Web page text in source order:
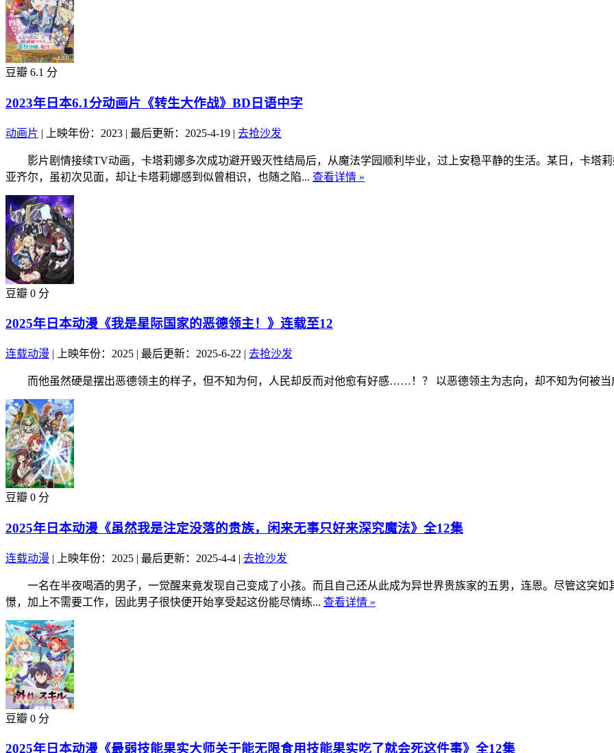
豆瓣 6.1 分
2023年日本6.1分动画片《转生大作战》BD日语中字
动画片 | 上映年份：2023 | 最后更新：2025-4-19 | 去抢沙发
影片剧情接续TV动画，卡塔莉娜多次成功避开毁灭性结局后，从魔法学园顺利毕业，过上安稳平静的生活。某日，卡塔
亚齐尔，虽初次见面，却让卡塔莉娜感到似曾相识，也随之陷... 查看详情 »
豆瓣 0 分
2025年日本动漫《我是星际国家的恶德领主！》连载至12
连载动漫 | 上映年份：2025 | 最后更新：2025-6-22 | 去抢沙发
而他虽然硬是摆出恶德领主的样子，但不知为何，人民却反而对他愈有好感……！？ 以恶德领主为志向，却不知为何被当
豆瓣 0 分
2025年日本动漫《虽然我是注定没落的贵族，闲来无事只好来深究魔法》全12集
连载动漫 | 上映年份：2025 | 最后更新：2025-4-4 | 去抢沙发
一名在半夜喝酒的男子，一觉醒来竟发现自己变成了小孩。而且自己还从此成为异世界贵族家的五男，连恩。尽管这突如
憬，加上不需要工作，因此男子很快便开始享受起这份能尽情练... 查看详情 »
豆瓣 0 分
2025年日本动漫《最弱技能果实大师关于能无限食用技能果实吃了就会死这件事》全12集